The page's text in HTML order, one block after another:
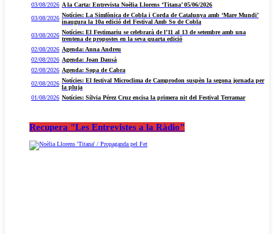
03/08/2026 A la Carta: Entrevista Noèlia Llorens ‘Titana’ 05/06/2026
03/08/2026 Notícies: La Simfònica de Cobla i Corda de Catalunya amb ‘Mare Mundi’
inaugura la 10a edició del Festival Amb So de Cobla
03/08/2026 Notícies: El Festimariu se celebrarà de l’11 al 13 de setembre amb una
trentena de propostes en la seva quarta edició
02/08/2026 Agenda: Anna Andreu
02/08/2026 Agenda: Joan Dausà
02/08/2026 Agenda: Sopa de Cabra
02/08/2026 Notícies: El festival Microclima de Camprodon suspèn la segona jornada per
la pluja
01/08/2026 Notícies: Sílvia Pérez Cruz encisa la primera nit del Festival Terramar
Recupera "Les Entrevistes a la Ràdio"